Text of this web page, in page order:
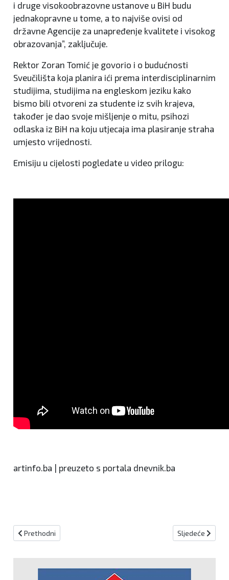
i druge visokoobrazovne ustanove u BiH budu
jednakopravne u tome, a to najviše ovisi od
državne Agencije za unapređenje kvalitete i visokog
obrazovanja”, zaključuje.
Rektor Zoran Tomić je govorio i o budućnosti
Sveučilišta koja planira ići prema interdisciplinarnim
studijima, studijima na engleskom jeziku kako
bismo bili otvoreni za studente iz svih krajeva,
također je dao svoje mišljenje o mitu, psihozi
odlaska iz BiH na koju utjecaja ima plasiranje straha
umjesto vrijednosti.
Emisiju u cijelosti pogledate u video prilogu:
artinfo.ba | preuzeto s portala dnevnik.ba
Prethodni članak: SIP raspisuje izbore 8. svibnja, za vikend
Prethodni Sljedeći članak:
Sljedeće